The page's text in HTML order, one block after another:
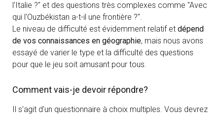
l'Italie ?" et des questions très complexes comme "Avec
qui l'Ouzbékistan a-t-il une frontière ?".
Le niveau de difficulté est évidemment relatif et dépend
de vos connaissances en géographie, mais nous avons
essayé de varier le type et la difficulté des questions
pour que le jeu soit amusant pour tous.
Comment vais-je devoir répondre?
Il s'agit d'un questionnaire à choix multiples. Vous devrez